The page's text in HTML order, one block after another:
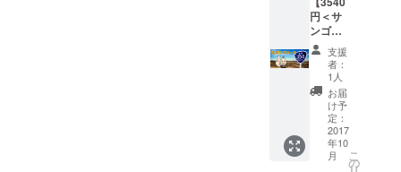
福カ
レーア
カウン
トに友
達登録
が必要
＞ ◆七
福カ
レー＜
化粧箱
なし＞
×3食
円＜サ
ンゴー
ヨン
コース
＞】
（古河
市在住
または
近隣の
方にオ
スス
支援
者：
1人
お届
け予
定：
2017
年10
月
こ
の